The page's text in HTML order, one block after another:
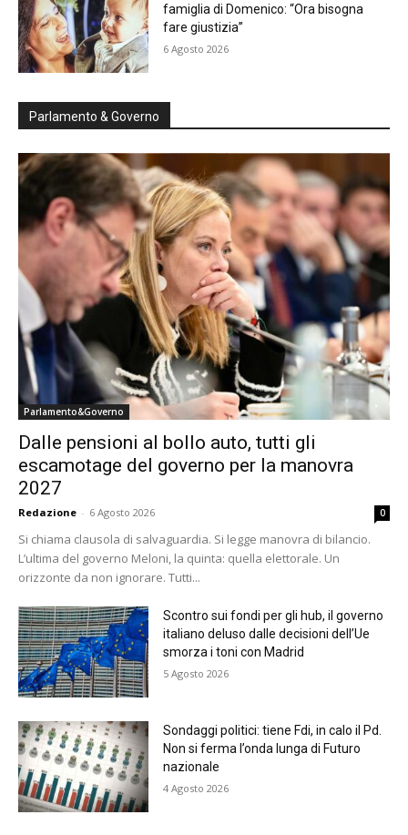
famiglia di Domenico: “Ora bisogna
fare giustizia”
6 Agosto 2026
Parlamento & Governo
Parlamento&Governo
Dalle pensioni al bollo auto, tutti gli
escamotage del governo per la manovra
2027
Redazione - 6 Agosto 2026 0
Si chiama clausola di salvaguardia. Si legge manovra di bilancio.
L’ultima del governo Meloni, la quinta: quella elettorale. Un
orizzonte da non ignorare. Tutti...
Scontro sui fondi per gli hub, il governo
italiano deluso dalle decisioni dell’Ue
smorza i toni con Madrid
5 Agosto 2026
Sondaggi politici: tiene Fdi, in calo il Pd.
Non si ferma l’onda lunga di Futuro
nazionale
4 Agosto 2026